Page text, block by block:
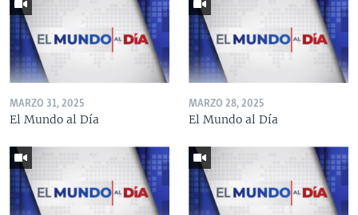
MARZO 31, 2025
El Mundo al Día
MARZO 28, 2025
El Mundo al Día